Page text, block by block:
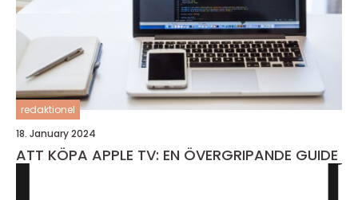
redaktionel
18. January 2024
ATT KÖPA APPLE TV: EN ÖVERGRIPANDE GUIDE